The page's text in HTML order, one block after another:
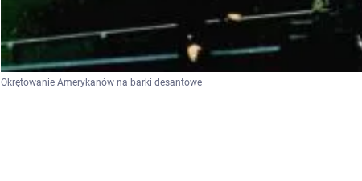
Okrętowanie Amerykanów na barki desantowe